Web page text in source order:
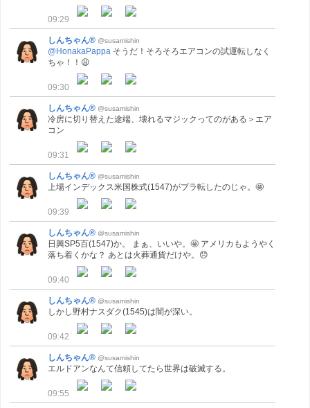
09:29
しんちゃん® @susamishin
@HonakaPappa そうだ！そろそろエアコンの試運転しなく
ちゃ！！😦
09:30
しんちゃん® @susamishin
冷房に切り替えた途端、壊れるマジックってのがある＞エア
コン
09:31
しんちゃん® @susamishin
上場インデックス米国株式(1547)がプラ転したのじゃ。🤩
09:39
しんちゃん® @susamishin
日興SP5百(1547)か。 まぁ、いいや。🤩 アメリカもようやく
落ち着くかな？ あとは火葬通貨だけや。😞
09:40
しんちゃん® @susamishin
しかし野村ナスダク(1545)は闇が深い。
09:42
しんちゃん® @susamishin
エルドアンなんて信頼してたら世界は破滅する。
09:55